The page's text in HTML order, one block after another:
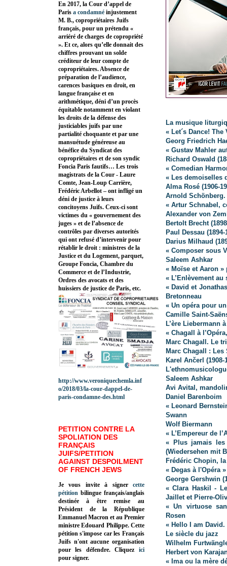
La musique
« Let´s Dance!
Georg Friedrich
« Gustav Mahler
Richard Oswald
« Comedian
« Les demoiselles
Alma Rosé (1906-
Arnold
« Artur Schnabel,
Alexander von
Bertolt Brecht
Paul Dessau (1894-
Darius Milhaud
« Composer sous
Saleem Ashkar
« Moïse et Aaron
« L’Enlèvement
« David et
Bretonneau
« Un opéra pour
Camille Saint-
L’ère Liebermann
« Chagall à
Marc Chagall. Le
Marc Chagall :
Karel Ančerl
Saleem Ashkar
Avi Avital,
Daniel Barenboim
« Leonard
Swann
Wolf Biermann
« L’Empereur de
« Plus jamais les
(Wiedersehen mit
Frédéric Chopin,
« Degas à l'Opéra
George Gershwin
« Clara Haskil -
Jaillet et Pierre-
« Un virtuose
Rosen
« Hello I am
Le siècle du jazz
Wilhelm
Herbert von
« Ima ou la mère
En 2017, la Cour d’appel de
Paris a condamné injustement
M. B., copropriétaires Juifs
français, pour un prétendu «
arriéré de charges de copropriété
». Et ce, alors qu’elle donnait des
chiffres prouvant un solde
créditeur de leur compte de
copropriétaires. Absence de
préparation de l’audience,
carences basiques en droit, en
langue française et en
arithmétique, déni d’un procès
équitable notamment en violant
les droits de la défense des
justiciables juifs par une
partialité choquante et par une
mansuétude généreuse au
bénéfice du Syndicat des
copropriétaires et de son syndic
Foncia Paris fautifs… Les trois
magistrats de la Cour - Laure
Comte, Jean-Loup Carrière,
Frédéric Arbellot – ont infligé un
déni de justice à leurs
concitoyens Juifs. Ceux-ci sont
victimes du « gouvernement des
juges » et de l’absence de
contrôles par diverses autorités
qui ont refusé d’intervenir pour
rétablir le droit : ministres de la
Justice et du Logement, parquet,
Groupe Foncia, Chambre du
Commerce et de l’Industrie,
Ordres des avocats et des
huissiers de justice de Paris, etc.
http://www.veroniquechemla.inf
o/2018/03/la-cour-dappel-de-
paris-condamne-des.html
PETITION CONTRE LA
SPOLIATION DES
FRANÇAIS
JUIFS/PETITION
AGAINST DESPOILMENT
OF FRENCH JEWS
Je vous invite à signer cette
pétition bilingue français/anglais
destinée à être remise au
Président de la République
Emmanuel Macron et au Premier
ministre Edouard Philippe. Cette
pétition s'impose car les Français
Juifs n'ont aucune organisation
pour les défendre. Cliquez
ici
pour signer.